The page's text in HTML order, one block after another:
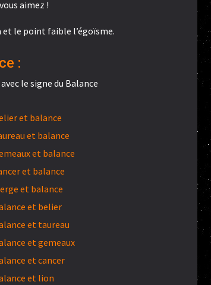
aimez !
le point faible l’égoïsme.
:
le signe du Balance
et balance
et balance
et balance
et balance
et balance
et belier
et taureau
et gemeaux
et cancer
et lion